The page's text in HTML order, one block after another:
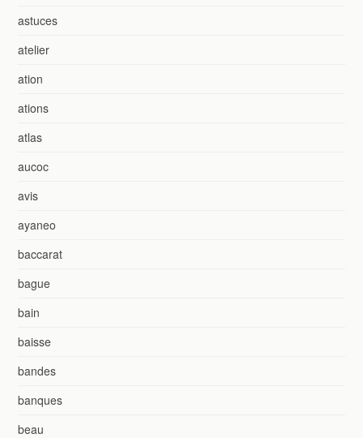
astuces
atelier
ation
ations
atlas
aucoc
avis
ayaneo
baccarat
bague
bain
baisse
bandes
banques
beau